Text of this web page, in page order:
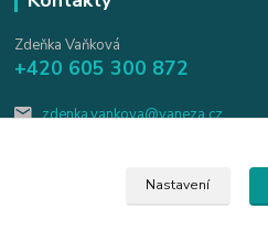
Zdeňka Vaňková
+420 605 300 872
zdenka.vankova@vaneza.cz
Nastavení